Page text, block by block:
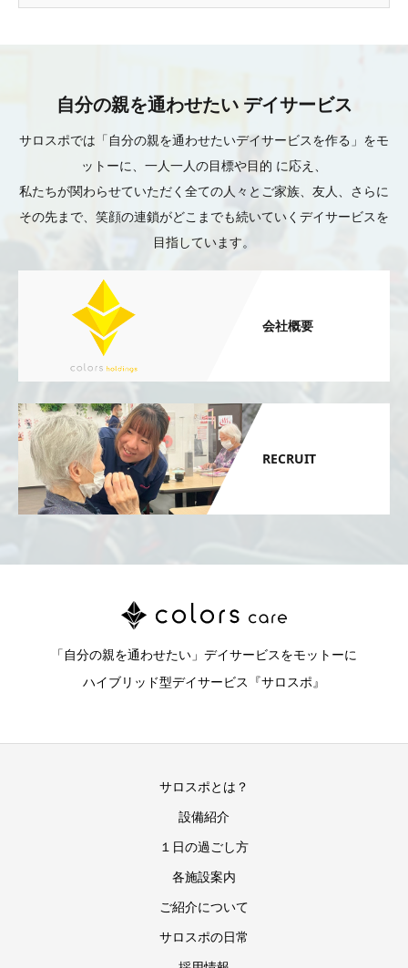
自分の親を通わせたい デイサービス
サロスポでは「自分の親を通わせたいデイサービスを作る」をモ
ットーに、一人一人の目標や目的 に応え、
私たちが関わらせていただく全ての人々とご家族、友人、さらに
その先まで、笑顔の連鎖がどこまでも続いていくデイサービスを
目指しています。
会社概要
RECRUIT
「自分の親を通わせたい」デイサービスをモットーに
ハイブリッド型デイサービス『サロスポ』
サロスポとは？
設備紹介
１日の過ごし方
各施設案内
ご紹介について
サロスポの日常